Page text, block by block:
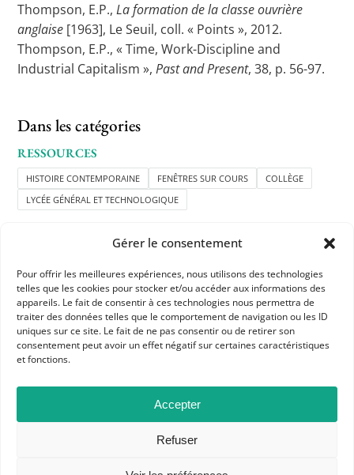
Gérer le consentement
Pour offrir les meilleures expériences, nous utilisons des technologies
telles que les cookies pour stocker et/ou accéder aux informations des
appareils. Le fait de consentir à ces technologies nous permettra de
traiter des données telles que le comportement de navigation ou les ID
uniques sur ce site. Le fait de ne pas consentir ou de retirer son
consentement peut avoir un effet négatif sur certaines caractéristiques
et fonctions.
Accepter
Refuser
Thompson, E.P.,La formation de la classe ouvrière
anglaise [1963], Le Seuil, coll. « Points », 2012.
Thompson, E.P., « Time, Work-Discipline and
Industrial Capitalism »,Past and Present, 38, p. 56-97.
Dans les catégories
RESSOURCES
HISTOIRE CONTEMPORAINE FENÊTRES SUR COURS
COLLÈGE
LYCÉE GÉNÉRAL ET TECHNOLOGIQUE
APHG
Association des professeurs d'histoire et géographie